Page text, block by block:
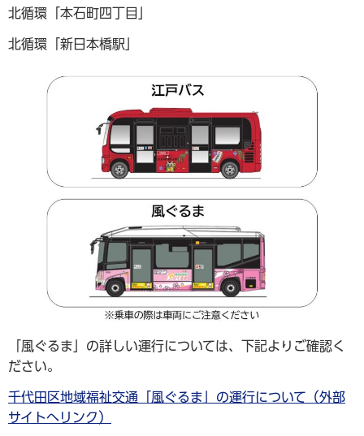
北循環「本石町四丁目」
北循環「新日本橋駅」
「風ぐるま」の詳しい運行については、下記よりご確認く
ださい。
千代田区地域福祉交通「風ぐるま」の運行について（外部
サイトへリンク）